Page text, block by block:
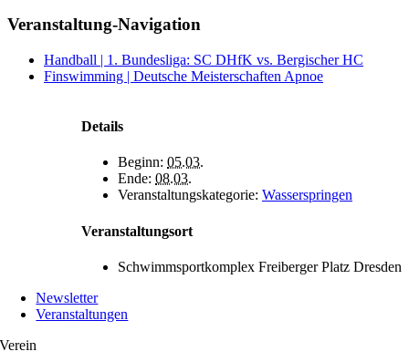
Facebook
X
WhatsApp
Telegram
Veranstaltung-Navigation
Handball | 1. Bundesliga: SC DHfK vs. Bergischer HC
Finswimming | Deutsche Meisterschaften Apnoe
Details
Beginn: 05.03.
Ende: 08.03.
Veranstaltungskategorie: Wasserspringen
Veranstaltungsort
Schwimmsportkomplex Freiberger Platz Dresden
Newsletter
Veranstaltungen
Verein